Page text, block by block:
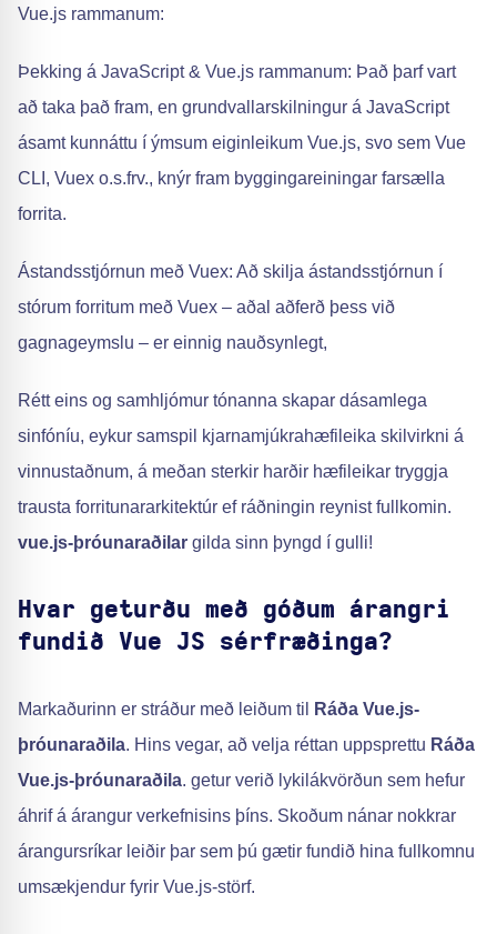
Vue.js rammanum:
Þekking á JavaScript & Vue.js rammanum: Það þarf vart
að taka það fram, en grundvallarskilningur á JavaScript
ásamt kunnáttu í ýmsum eiginleikum Vue.js, svo sem Vue
CLI, Vuex o.s.frv., knýr fram byggingareiningar farsælla
forrita.
Ástandsstjórnun með Vuex: Að skilja ástandsstjórnun í
stórum forritum með Vuex – aðal aðferð þess við
gagnageymslu – er einnig nauðsynlegt,
Rétt eins og samhljómur tónanna skapar dásamlega
sinfóníu, eykur samspil kjarnamjúkrahæfileika skilvirkni á
vinnustaðnum, á meðan sterkir harðir hæfileikar tryggja
trausta forritunararkitektúr ef ráðningin reynist fullkomin.
vue.js-þróunaraðilar gilda sinn þyngd í gulli!
Hvar geturðu með góðum árangri
fundið Vue JS sérfræðinga?
Markaðurinn er stráður með leiðum til
Ráða Vue.js-
þróunaraðila. Hins vegar, að velja réttan uppsprettu Ráða
Vue.js-þróunaraðila. getur verið lykilákvörðun sem hefur
áhrif á árangur verkefnisins þíns. Skoðum nánar nokkrar
árangursríkar leiðir þar sem þú gætir fundið hina fullkomnu
umsækjendur fyrir Vue.js-störf.